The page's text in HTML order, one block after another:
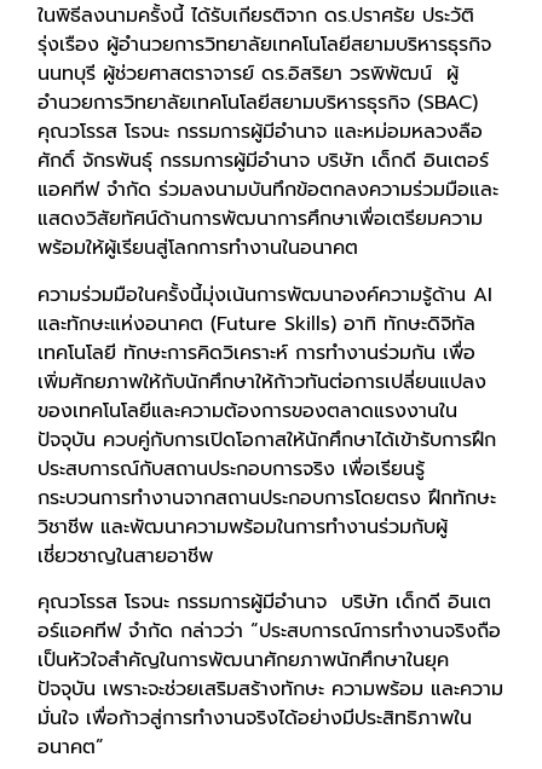
ในพิธีลงนามครั้งนี้ ได้รับเกียรติจาก ดร.ปราศรัย ประวัติ
รุ่งเรือง ผู้อำนวยการวิทยาลัยเทคโนโลยีสยามบริหารธุรกิจ
นนทบุรี ผู้ช่วยศาสตราจารย์ ดร.อิสริยา วรพิพัฒน์ ผู้
อำนวยการวิทยาลัยเทคโนโลยีสยามบริหารธุรกิจ (SBAC)
คุณวโรรส โรจนะ กรรมการผู้มีอำนาจ และหม่อมหลวงลือ
ศักดิ์ จักรพันธุ์ กรรมการผู้มีอำนาจ บริษัท เด็กดี อินเตอร์
แอคทีฟ จำกัด ร่วมลงนามบันทึกข้อตกลงความร่วมมือและ
แสดงวิสัยทัศน์ด้านการพัฒนาการศึกษาเพื่อเตรียมความ
พร้อมให้ผู้เรียนสู่โลกการทำงานในอนาคต
ความร่วมมือในครั้งนี้มุ่งเน้นการพัฒนาองค์ความรู้ด้าน AI
และทักษะแห่งอนาคต (Future Skills) อาทิ ทักษะดิจิทัล
เทคโนโลยี ทักษะการคิดวิเคราะห์ การทำงานร่วมกัน เพื่อ
เพิ่มศักยภาพให้กับนักศึกษาให้ก้าวทันต่อการเปลี่ยนแปลง
ของเทคโนโลยีและความต้องการของตลาดแรงงานใน
ปัจจุบัน ควบคู่กับการเปิดโอกาสให้นักศึกษาได้เข้ารับการฝึก
ประสบการณ์กับสถานประกอบการจริง เพื่อเรียนรู้
กระบวนการทำงานจากสถานประกอบการโดยตรง ฝึกทักษะ
วิชาชีพ และพัฒนาความพร้อมในการทำงานร่วมกับผู้
เชี่ยวชาญในสายอาชีพ
คุณวโรรส โรจนะ กรรมการผู้มีอำนาจ บริษัท เด็กดี อินเต
อร์แอคทีฟ จำกัด กล่าวว่า “ประสบการณ์การทำงานจริงถือ
เป็นหัวใจสำคัญในการพัฒนาศักยภาพนักศึกษาในยุค
ปัจจุบัน เพราะจะช่วยเสริมสร้างทักษะ ความพร้อม และความ
มั่นใจ เพื่อก้าวสู่การทำงานจริงได้อย่างมีประสิทธิภาพใน
อนาคต”